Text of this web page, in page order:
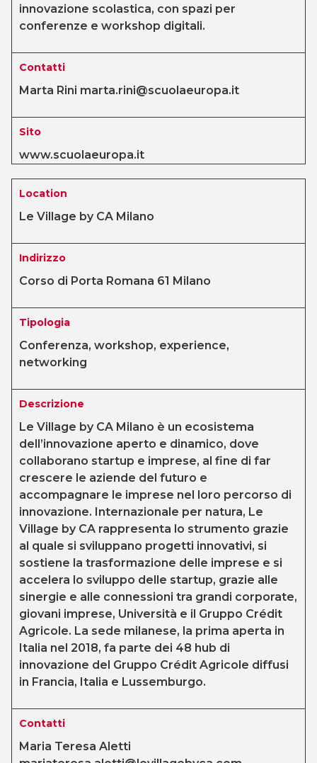
innovazione scolastica, con spazi per
conferenze e workshop digitali.
Contatti
Marta Rini marta.rini@scuolaeuropa.it
Sito
www.scuolaeuropa.it
Location
Le Village by CA Milano
Indirizzo
Corso di Porta Romana 61 Milano
Tipologia
Conferenza, workshop, experience,
networking
Descrizione
Le Village by CA Milano è un ecosistema
dell’innovazione aperto e dinamico, dove
collaborano startup e imprese, al fine di far
crescere le aziende del futuro e
accompagnare le imprese nel loro percorso di
innovazione. Internazionale per natura, Le
Village by CA rappresenta lo strumento grazie
al quale si sviluppano progetti innovativi, si
sostiene la trasformazione delle imprese e si
accelera lo sviluppo delle startup, grazie alle
sinergie e alle connessioni tra grandi corporate,
giovani imprese, Università e il Gruppo Crédit
Agricole. La sede milanese, la prima aperta in
Italia nel 2018, fa parte dei 48 hub di
innovazione del Gruppo Crédit Agricole diffusi
in Francia, Italia e Lussemburgo.
Contatti
Maria Teresa Aletti